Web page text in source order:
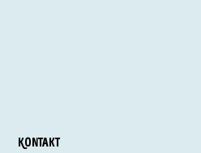
Kontakt